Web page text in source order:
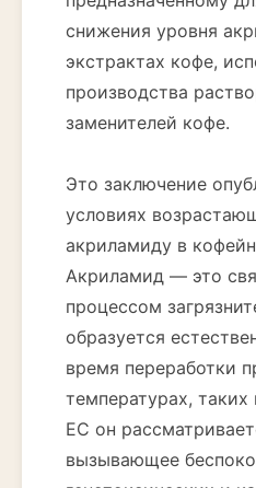
снижения уровня
экстрактах кофе,
производства
заменителей кофе.
Это заключение
условиях
акриламиду в
Акриламид — это
процессом
образуется
время переработки
температурах,
ЕС он
вызывающее